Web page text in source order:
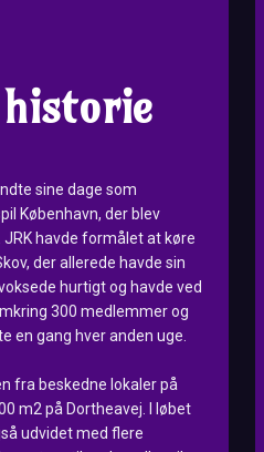
sine dage som
København, der blev
havde formålet at køre
der allerede havde sin
hurtigt og havde ved
300 medlemmer og
en gang hver anden uge.
fra beskedne lokaler på
m2 på Dortheavej. I løbet
udvidet med flere